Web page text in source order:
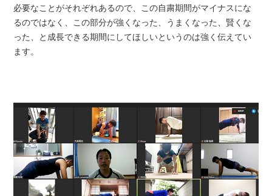
必要なことがそれぞれあるので、この自粛期間がマイナスにな
るのではなく、この部分が強くなった、うまくなった、賢くな
った、と成長できる期間にしてほしいというのは強く伝えてい
ます。